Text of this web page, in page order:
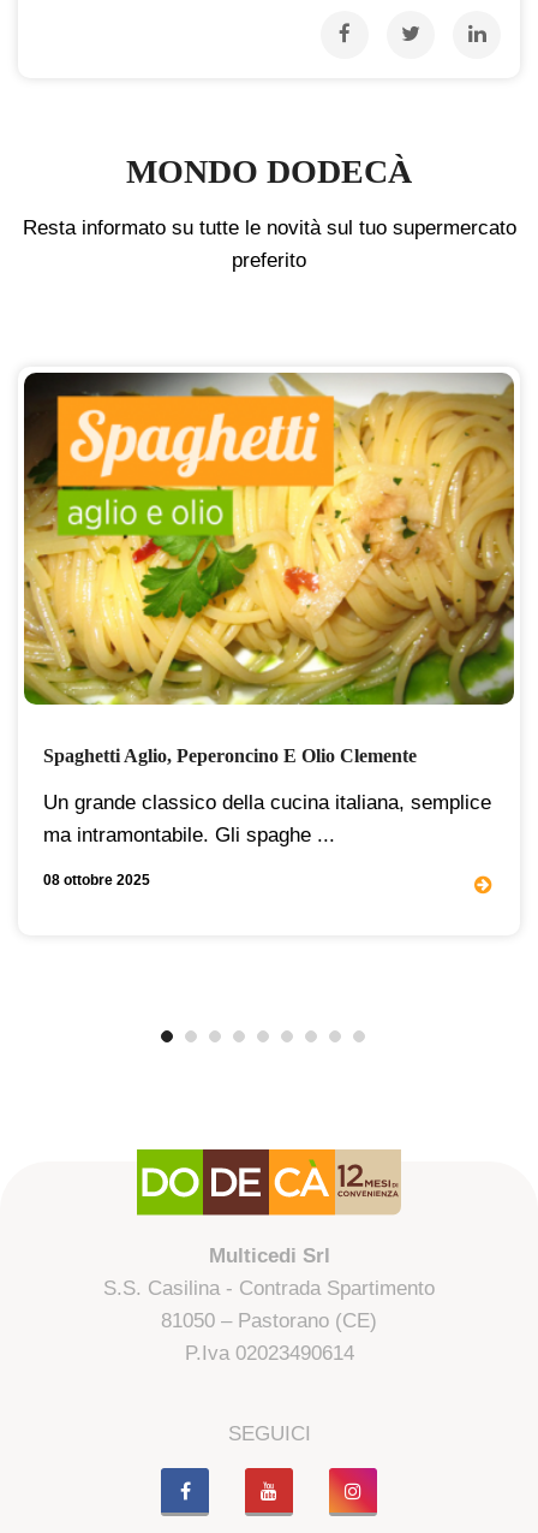
MONDO DODECÀ
Resta informato su tutte le novità sul tuo supermercato
preferito
Spaghetti Aglio, Peperoncino E Olio Clemente
Un grande classico della cucina italiana, semplice
ma intramontabile. Gli spaghe ...
08 ottobre 2025
Multicedi Srl
S.S. Casilina - Contrada Spartimento
81050 – Pastorano (CE)
P.Iva 02023490614
SEGUICI